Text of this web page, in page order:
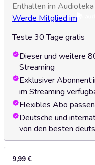
Enthalten im
Werde Mitglied im
Teste 30 Tage gratis
Dieser und weitere
Streaming
Exklusiver
im Streaming
Flexibles Abo
Deutsche und
von den besten
9,99 €